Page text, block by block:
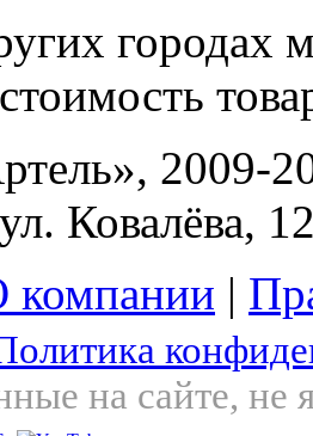
городах
2009-
Ковалёва,
компании |
на сайте, не